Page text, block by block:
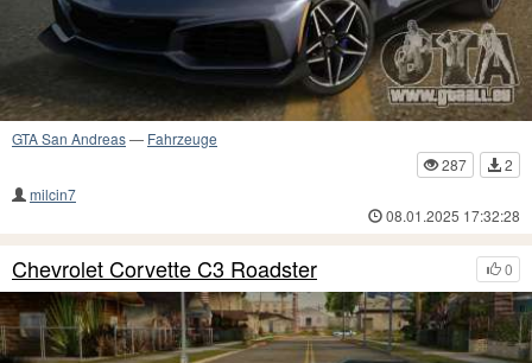
GTA San Andreas— Fahrzeuge
287
2
milcin7
08.01.2025 17:32:28
0
Chevrolet Corvette C3 Roadster